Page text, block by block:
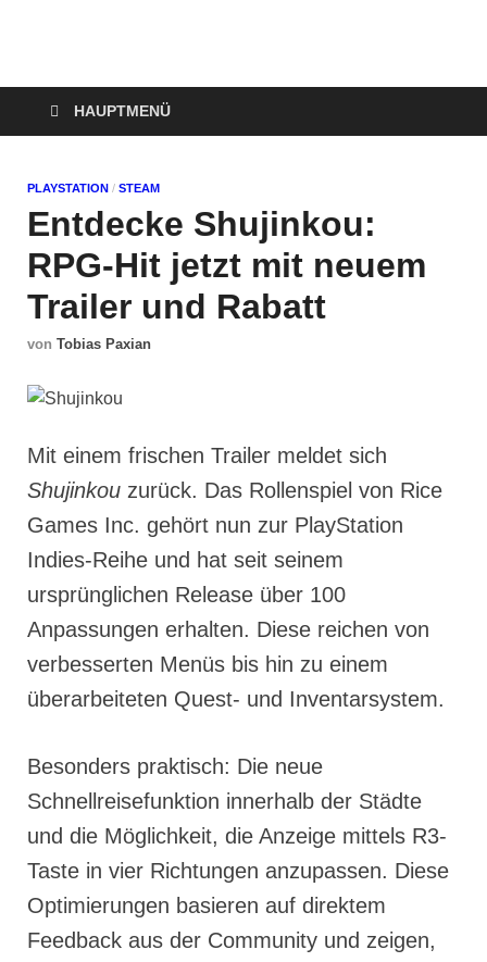
Technoloki: Gaming
und Entertainment
News
Blockbuster, Indie-Perlen und Retro-Klassiker.
HAUPTMENÜ
PLAYSTATION / STEAM
Entdecke Shujinkou:
RPG-Hit jetzt mit neuem
Trailer und Rabatt
von Tobias Paxian
Mit einem frischen Trailer meldet sich
Shujinkou zurück. Das Rollenspiel von Rice
Games Inc. gehört nun zur PlayStation
Indies-Reihe und hat seit seinem
ursprünglichen Release über 100
Anpassungen erhalten. Diese reichen von
verbesserten Menüs bis hin zu einem
überarbeiteten Quest- und Inventarsystem.
Besonders praktisch: Die neue
Schnellreisefunktion innerhalb der Städte
und die Möglichkeit, die Anzeige mittels R3-
Taste in vier Richtungen anzupassen. Diese
Optimierungen basieren auf direktem
Feedback aus der Community und zeigen,